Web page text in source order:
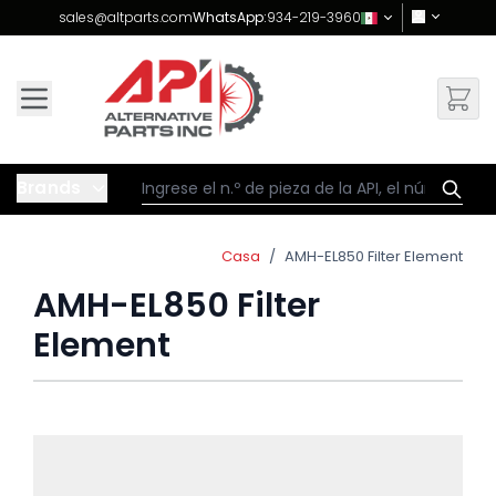
Skip to Content
sales@altparts.comWhatsApp:934-219-3960
Casa / AMH-EL850 Filter Element
AMH-EL850 Filter
Element